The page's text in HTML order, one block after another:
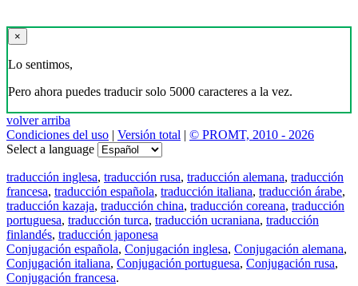
×
Lo sentimos,
Pero ahora puedes traducir solo 5000 caracteres a la vez.
volver arriba
Condiciones del uso | Versión total | © PROMT, 2010 - 2026
Select a language
traducción inglesa, traducción rusa, traducción alemana, traducción
francesa, traducción española, traducción italiana, traducción árabe,
traducción kazaja, traducción china, traducción coreana, traducción
portuguesa, traducción turca, traducción ucraniana, traducción
finlandés, traducción japonesa
Conjugación española, Conjugación inglesa, Conjugación alemana,
Conjugación italiana, Conjugación portuguesa, Conjugación rusa,
Conjugación francesa.